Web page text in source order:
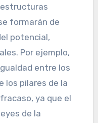
formarán de
potencial,
Por ejemplo,
entre los
los pilares de la
ya que el
de la